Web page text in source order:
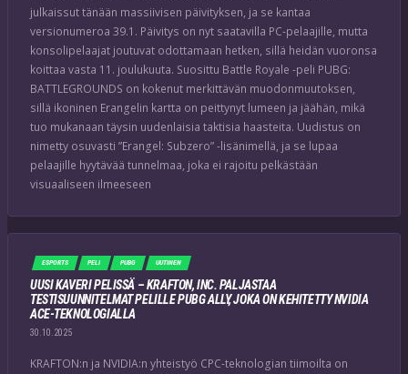
julkaissut tänään massiivisen päivityksen, ja se kantaa
versionumeroa 39.1. Päivitys on nyt saatavilla PC-pelaajille, mutta
konsolipelaajat joutuvat odottamaan hetken, sillä heidän vuoronsa
koittaa vasta 11. joulukuuta. Suosittu Battle Royale -peli PUBG:
BATTLEGROUNDS on kokenut merkittävän muodonmuutoksen,
sillä ikoninen Erangelin kartta on peittynyt lumeen ja jäähän, mikä
tuo mukanaan täysin uudenlaisia taktisia haasteita. Uudistus on
nimetty osuvasti ”Erangel: Subzero” -lisänimellä, ja se lupaa
pelaajille hyytävää tunnelmaa, joka ei rajoitu pelkästään
visuaaliseen ilmeeseen
ESPORTS PELI PUBG UUTINEN
UUSI KAVERI PELISSÄ – KRAFTON, INC. PALJASTAA
TESTISUUNNITELMAT PELILLE PUBG ALLY, JOKA ON KEHITETTY NVIDIA
ACE-TEKNOLOGIALLA
30.10.2025
KRAFTON:n ja NVIDIA:n yhteistyö CPC-teknologian tiimoilta on